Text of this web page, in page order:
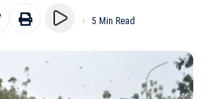
5 Min Read